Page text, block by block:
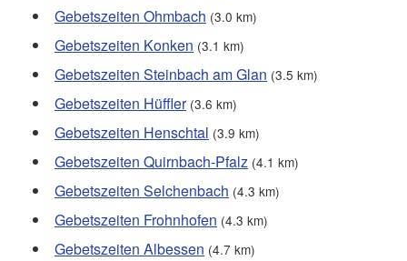
Gebetszeiten Ohmbach (3.0 km)
Gebetszeiten Konken (3.1 km)
Gebetszeiten Steinbach am Glan (3.5 km)
Gebetszeiten Hüffler (3.6 km)
Gebetszeiten Henschtal (3.9 km)
Gebetszeiten Quirnbach-Pfalz (4.1 km)
Gebetszeiten Selchenbach (4.3 km)
Gebetszeiten Frohnhofen (4.3 km)
Gebetszeiten Albessen (4.7 km)